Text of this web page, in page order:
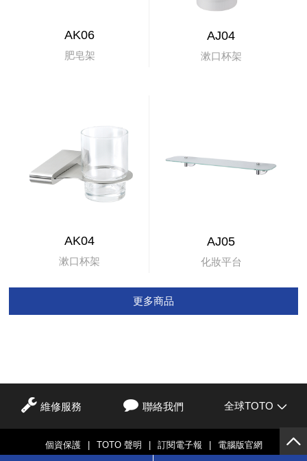
AK06
肥皂架
AJ04
漱口杯架
AK04
漱口杯架
AJ05
化妝平台
更多商品
維修服務 聯絡我們 全球TOTO
個資保護 | TOTO 聲明 | 訂閱電子報 | 電腦版官網